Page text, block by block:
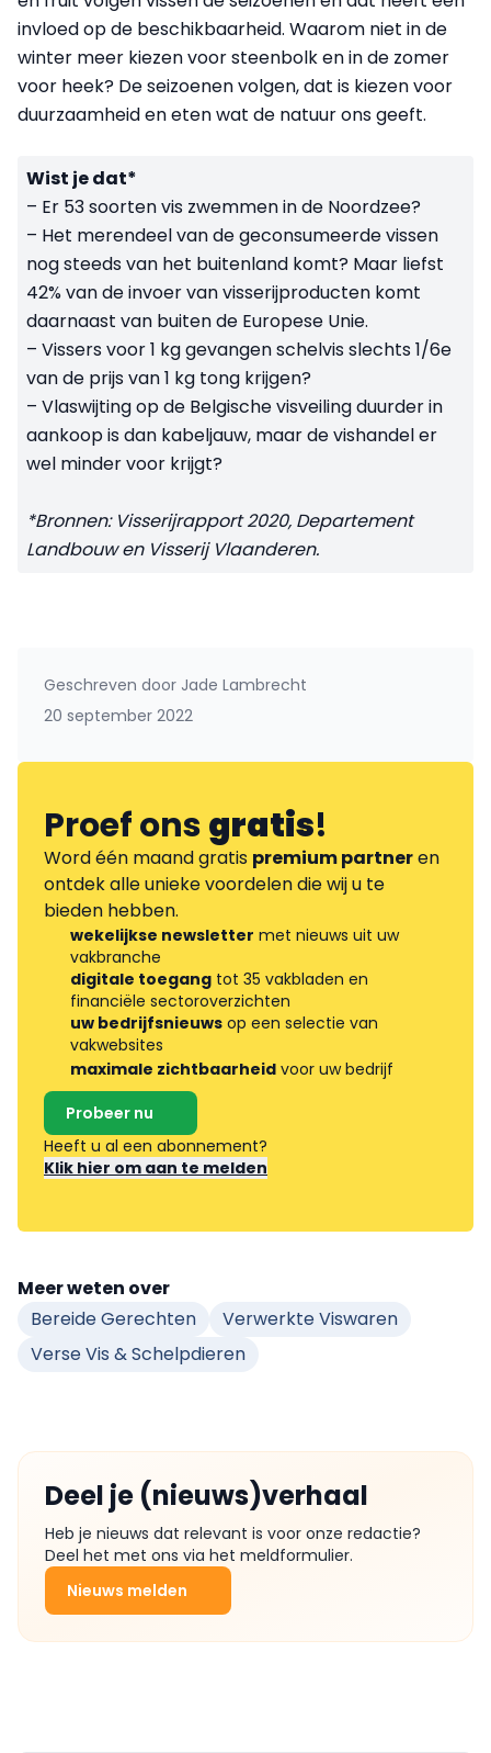
invloed op de beschikbaarheid. Waarom niet in de
winter meer kiezen voor steenbolk en in de zomer
voor heek? De seizoenen volgen, dat is kiezen voor
duurzaamheid en eten wat de natuur ons geeft.
Wist je dat*
– Er 53 soorten vis zwemmen in de Noordzee?
– Het merendeel van de geconsumeerde vissen
nog steeds van het buitenland komt? Maar liefst
42% van de invoer van visserijproducten komt
daarnaast van buiten de Europese Unie.
– Vissers voor 1 kg gevangen schelvis slechts 1/6e
van de prijs van 1 kg tong krijgen?
– Vlaswijting op de Belgische visveiling duurder in
aankoop is dan kabeljauw, maar de vishandel er
wel minder voor krijgt?
*Bronnen: Visserijrapport 2020, Departement
Landbouw en Visserij Vlaanderen.
Geschreven door Jade Lambrecht
20 september 2022
Proef onsgratis!
Word één maand gratis premium partneren
ontdek alle unieke voordelen die wij u te
bieden hebben.
wekelijkse newsletter met nieuws uit uw
vakbranche
digitale toegang tot 35 vakbladen en
financiële sectoroverzichten
uw bedrijfsnieuws op een selectie van
vakwebsites
maximale zichtbaarheid voor uw bedrijf
Probeer nu
Heeft u al een abonnement?
Klik hier om aan te melden
Meer weten over
Bereide Gerechten
Verwerkte Viswaren
Verse Vis & Schelpdieren
Deel je (nieuws)verhaal
Heb je nieuws dat relevant is voor onze redactie?
Deel het met ons via het meldformulier.
Nieuws melden